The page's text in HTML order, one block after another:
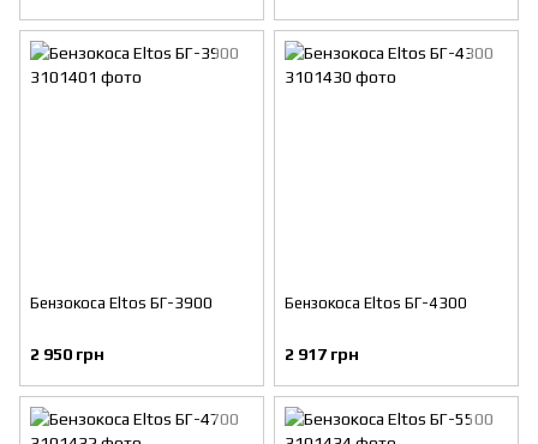
Бензокоса Eltos БГ-3900
2 950 грн
Бензокоса Eltos БГ-4300
2 917 грн